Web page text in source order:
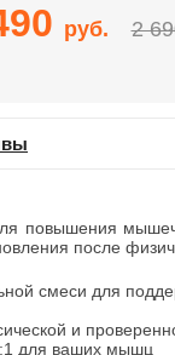
руб. 2
повышения
после
смеси для
и
для ваших мышц